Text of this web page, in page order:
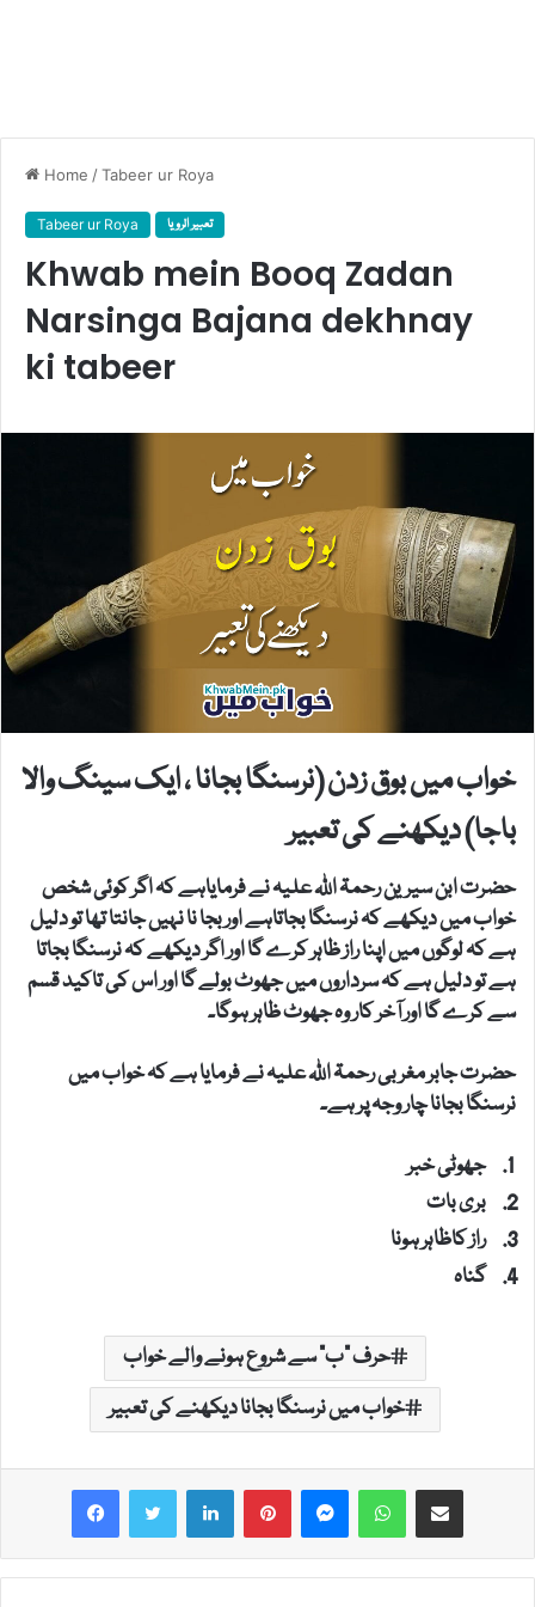
Home /Tabeer ur Roya
Tabeer ur Roya تعبیر الرویا
Khwab mein Booq Zadan
Narsinga Bajana dekhnay
ki tabeer
خواب میں بوق زدن (نرسنگا بجانا ، ایک سینگ والا
باجا) دیکھنے کی تعبیر
حضرت ابن سیرین رحمۃ اللہ علیہ نے فرمایاہے کہ اگر کوئی شخص
خواب میں دیکھے کہ نرسنگا بجاتاہے اور بجا نا نہیں جانتا تھا تو دلیل
ہے کہ لوگوں میں اپنا راز ظاہر کرے گا اور اگر دیکھے کہ نرسنگا بجاتا
ہے تو دلیل ہے کہ سرداروں میں جھوٹ بولے گا اور اس کی تاکید قسم
سے کرے گا اور آخر کار وہ جھوٹ ظاہر ہوگا۔
حضرت جابر مغربی رحمۃ اللہ علیہ نے فرمایا ہے کہ خواب میں
نرسنگا بجانا چار وجہ پر ہے۔
جھوٹی خبر
بری بات
راز کاظاہر ہونا
گناہ
حرف "ب" سے شروع ہونے والے خواب
خواب میں نرسنگا بجانا دیکھنے کی تعبیر
LinkedInPinterestMessengerWhatsAppShare via Email